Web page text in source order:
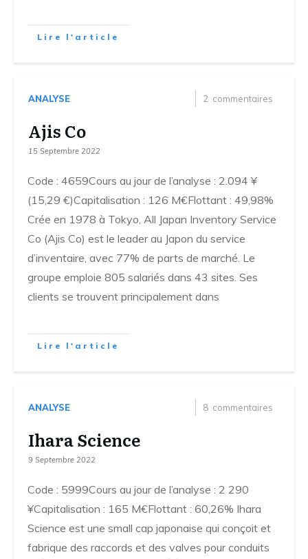
Lire l'article
ANALYSE 2 commentaires
Ajis Co
15 Septembre 2022
Code : 4659Cours au jour de l’analyse : 2.094 ¥
(15,29 €)Capitalisation : 126 M€Flottant : 49,98%
Crée en 1978 à Tokyo, All Japan Inventory Service
Co (Ajis Co) est le leader au Japon du service
d’inventaire, avec 77% de parts de marché. Le
groupe emploie 805 salariés dans 43 sites. Ses
clients se trouvent principalement dans
Lire l'article
ANALYSE 8 commentaires
Ihara Science
9 Septembre 2022
Code : 5999Cours au jour de l’analyse : 2 290
¥Capitalisation : 165 M€Flottant : 60,26% Ihara
Science est une small cap japonaise qui conçoit et
fabrique des raccords et des valves pour conduits